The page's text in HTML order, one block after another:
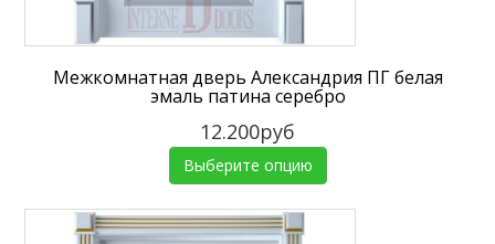
Межкомнатная дверь Александрия ПГ белая
эмаль патина серебро
12.200руб
Выберите опцию